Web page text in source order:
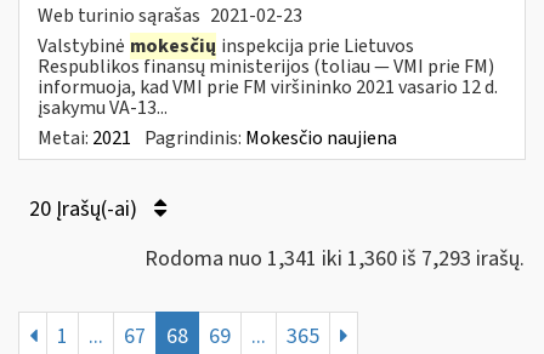
Web turinio sąrašas 2021-02-23
Valstybinė mokesčių inspekcija prie Lietuvos
Respublikos finansų ministerijos (toliau ― VMI prie FM)
informuoja, kad VMI prie FM viršininko 2021 vasario 12 d.
įsakymu VA-13...
Metai: 2021 Pagrindinis: Mokesčio naujiena
20 Įrašų(-ai)
Rodoma nuo 1,341 iki 1,360 iš 7,293 irašų.
1 ... 67 68 69 ... 365